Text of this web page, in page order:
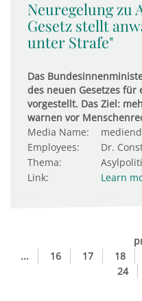
Neuregelung zu
Gesetz stellt
unter Strafe"
Das
des neuen Gesetzes für
vorgestellt. Das Ziel:
warnen vor
Media Name:
Employees:
Dr.
Thema:
Link:
Learn
...
16 17 18
24